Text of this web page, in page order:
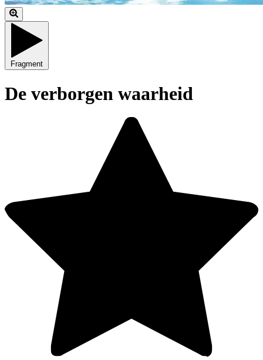
Fragment
De verborgen waarheid